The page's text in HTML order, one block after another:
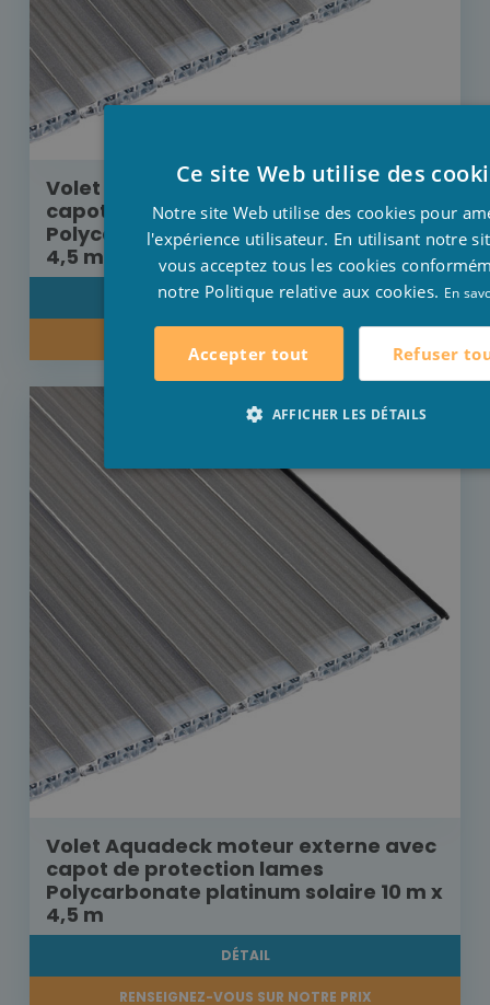
Volet Aquadeck moteur externe avec
capot de protection lames
Polycarbonate platinum solaire 9 m x
4,5 m
DÉTAIL
Volet Aquadeck moteur externe avec
capot de protection lames
Polycarbonate platinum solaire 10 m x
4,5 m
DÉTAIL
RENSEIGNEZ-VOUS SUR NOTRE PRIX
Ce site Web utilise des
Notre site Web utilise des cookies pour
l'expérience utilisateur. En utilisant notre
vous acceptez tous les cookies
notre Politique relative aux cookies. En
Accepter tout Refuser
AFFICHER LES DÉTAILS